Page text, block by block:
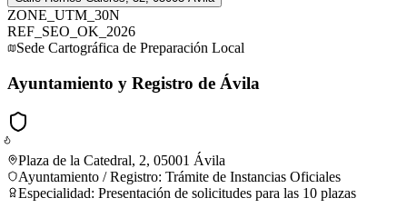
ZONE_UTM_30N
REF_SEO_OK_2026
Sede Cartográfica de Preparación Local
Ayuntamiento y Registro de Ávila
Plaza de la Catedral, 2, 05001 Ávila
Ayuntamiento / Registro: Trámite de Instancias Oficiales
Especialidad: Presentación de solicitudes para las 10 plazas